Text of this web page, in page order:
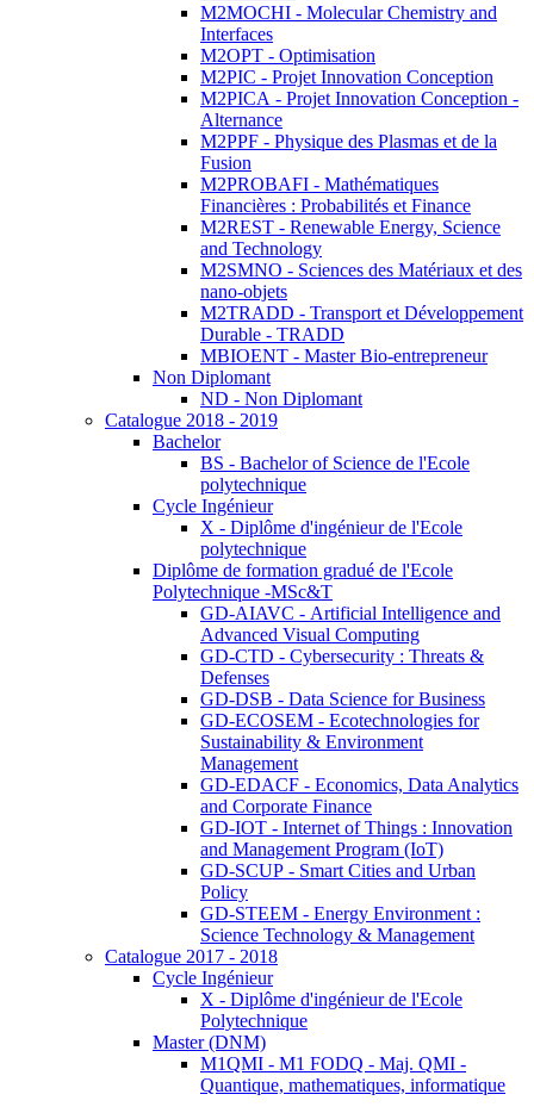
M2MOCHI - Molecular Chemistry and
Interfaces
M2OPT - Optimisation
M2PIC - Projet Innovation Conception
M2PICA - Projet Innovation Conception -
Alternance
M2PPF - Physique des Plasmas et de la
Fusion
M2PROBAFI - Mathématiques
Financières : Probabilités et Finance
M2REST - Renewable Energy, Science
and Technology
M2SMNO - Sciences des Matériaux et des
nano-objets
M2TRADD - Transport et Développement
Durable - TRADD
MBIOENT - Master Bio-entrepreneur
Non Diplomant
ND - Non Diplomant
Catalogue 2018 - 2019
Bachelor
BS - Bachelor of Science de l'Ecole
polytechnique
Cycle Ingénieur
X - Diplôme d'ingénieur de l'Ecole
polytechnique
Diplôme de formation gradué de l'Ecole
Polytechnique -MSc&T
GD-AIAVC - Artificial Intelligence and
Advanced Visual Computing
GD-CTD - Cybersecurity : Threats &
Defenses
GD-DSB - Data Science for Business
GD-ECOSEM - Ecotechnologies for
Sustainability & Environment
Management
GD-EDACF - Economics, Data Analytics
and Corporate Finance
GD-IOT - Internet of Things : Innovation
and Management Program (IoT)
GD-SCUP - Smart Cities and Urban
Policy
GD-STEEM - Energy Environment :
Science Technology & Management
Catalogue 2017 - 2018
Cycle Ingénieur
X - Diplôme d'ingénieur de l'Ecole
Polytechnique
Master (DNM)
M1QMI - M1 FODQ - Maj. QMI -
Quantique, mathematiques, informatique